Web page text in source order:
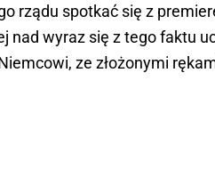
rządu spotkać się z
wyraz się z tego faktu
ze złożonymi